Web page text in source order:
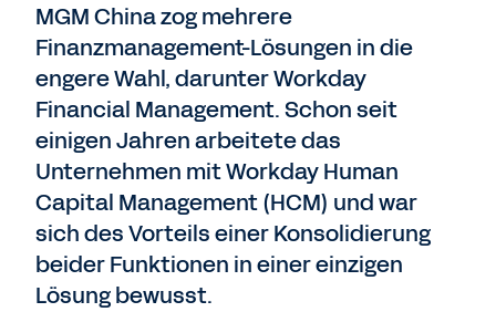
MGM China zog mehrere
Finanzmanagement-Lösungen in die
engere Wahl, darunter Workday
Financial Management. Schon seit
einigen Jahren arbeitete das
Unternehmen mit Workday Human
Capital Management (HCM) und war
sich des Vorteils einer Konsolidierung
beider Funktionen in einer einzigen
Lösung bewusst.